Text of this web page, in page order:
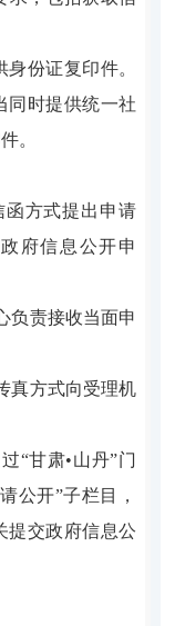
份证复印件。
同时提供统一社
。
函方式提出申请
府信息公开申
负责接收当面申
真方式向受理机
“甘肃•山丹”门
公开”子栏目，
提交政府信息公